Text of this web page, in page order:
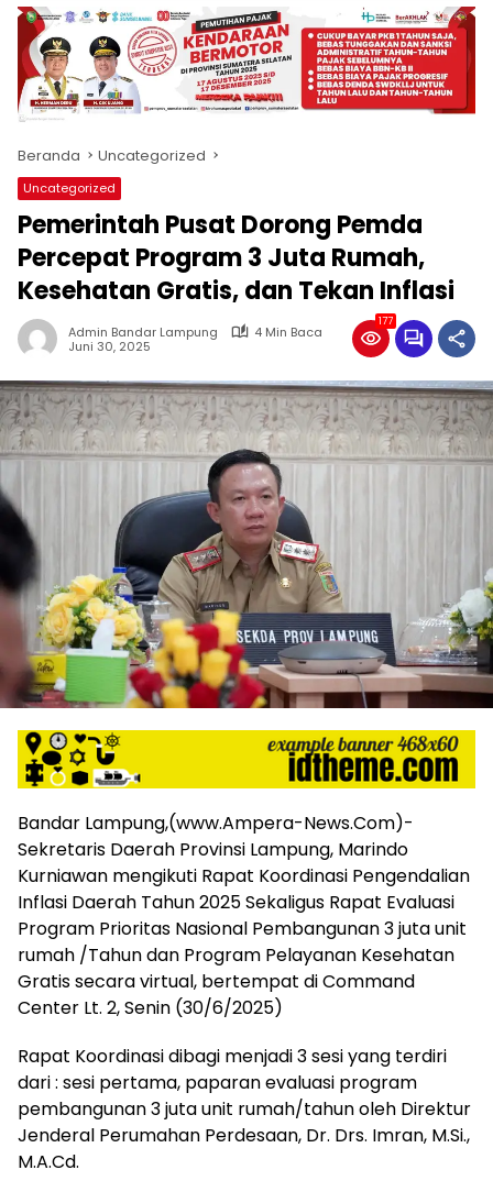
produk
antara
lain
mampu
menjadi
komunikasi
usaha
(beriklan),
fokus
pada
pemberitaan
nasional
maupun
international,
lokal
dan
dinamis,
memiliki
harga
iklan
yang
relatif
lebih
murah
dari
Koran
maupun
media
siber
lainnya,
desain
dan
media
siber
lebih
eksklusif,
bergaya
trendi,
mengandung
unsur
gaya
hidup,
hiburan,
bebas
dari
SARA,
Beranda Uncategorized
Uncategorized
Pemerintah Pusat Dorong Pemda
Percepat Program 3 Juta Rumah,
Kesehatan Gratis, dan Tekan Inflasi
Admin Bandar Lampung
4 Min Baca
Juni 30, 2025
177
Bandar Lampung,(www.Ampera-News.Com)-
Sekretaris Daerah Provinsi Lampung, Marindo
Kurniawan mengikuti Rapat Koordinasi Pengendalian
Inflasi Daerah Tahun 2025 Sekaligus Rapat Evaluasi
Program Prioritas Nasional Pembangunan 3 juta unit
rumah /Tahun dan Program Pelayanan Kesehatan
Gratis secara virtual, bertempat di Command
Center Lt. 2, Senin (30/6/2025)
Rapat Koordinasi dibagi menjadi 3 sesi yang terdiri
dari : sesi pertama, paparan evaluasi program
pembangunan 3 juta unit rumah/tahun oleh Direktur
Jenderal Perumahan Perdesaan, Dr. Drs. Imran, M.Si.,
M.A.Cd.